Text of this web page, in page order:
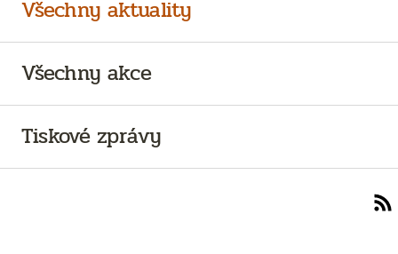
Všechny aktuality
Všechny akce
Tiskové zprávy